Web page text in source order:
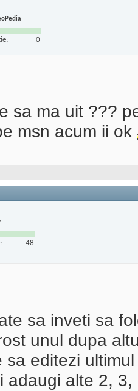
0
sa ma uit ???
msn acum ii ok
48
sa inveti sa
unul dupa
sa editezi
adaugi alte 2,